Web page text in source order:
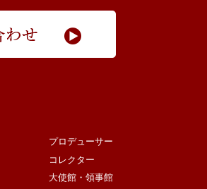
プロデューサー
コレクター
大使館・領事館